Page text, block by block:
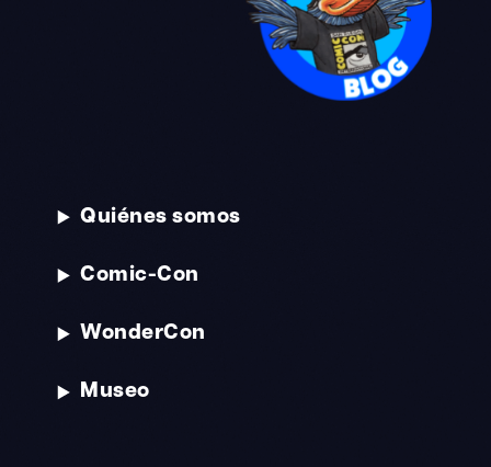
Quiénes somos
Comic-Con
WonderCon
Museo